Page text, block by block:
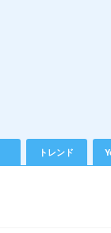
トレンド